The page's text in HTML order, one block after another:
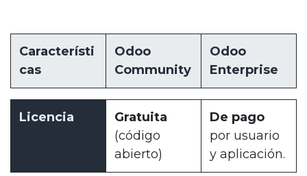
Característi
cas
Odoo
Community
Odoo
Enterprise
Licencia
Gratuita
(código
abierto)
De pago
por usuario
y aplicación.